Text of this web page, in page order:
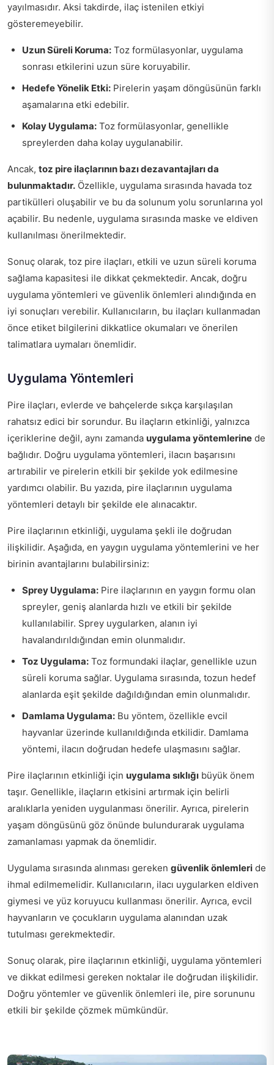
yayılmasıdır. Aksi takdirde, ilaç istenilen etkiyi
gösteremeyebilir.
Uzun Süreli Koruma: Toz formülasyonlar, uygulama
sonrası etkilerini uzun süre koruyabilir.
Hedefe Yönelik Etki: Pirelerin yaşam döngüsünün farklı
aşamalarına etki edebilir.
Kolay Uygulama: Toz formülasyonlar, genellikle
spreylerden daha kolay uygulanabilir.
Ancak, toz pire ilaçlarının bazı dezavantajları da
bulunmaktadır. Özellikle, uygulama sırasında havada toz
partikülleri oluşabilir ve bu da solunum yolu sorunlarına yol
açabilir. Bu nedenle, uygulama sırasında maske ve eldiven
kullanılması önerilmektedir.
Sonuç olarak, toz pire ilaçları, etkili ve uzun süreli koruma
sağlama kapasitesi ile dikkat çekmektedir. Ancak, doğru
uygulama yöntemleri ve güvenlik önlemleri alındığında en
iyi sonuçları verebilir. Kullanıcıların, bu ilaçları kullanmadan
önce etiket bilgilerini dikkatlice okumaları ve önerilen
talimatlara uymaları önemlidir.
Uygulama Yöntemleri
Pire ilaçları, evlerde ve bahçelerde sıkça karşılaşılan
rahatsız edici bir sorundur. Bu ilaçların etkinliği, yalnızca
içeriklerine değil, aynı zamanda uygulama yöntemlerine de
bağlıdır. Doğru uygulama yöntemleri, ilacın başarısını
artırabilir ve pirelerin etkili bir şekilde yok edilmesine
yardımcı olabilir. Bu yazıda, pire ilaçlarının uygulama
yöntemleri detaylı bir şekilde ele alınacaktır.
Pire ilaçlarının etkinliği, uygulama şekli ile doğrudan
ilişkilidir. Aşağıda, en yaygın uygulama yöntemlerini ve her
birinin avantajlarını bulabilirsiniz:
Sprey Uygulama: Pire ilaçlarının en yaygın formu olan
spreyler, geniş alanlarda hızlı ve etkili bir şekilde
kullanılabilir. Sprey uygularken, alanın iyi
havalandırıldığından emin olunmalıdır.
Toz Uygulama: Toz formundaki ilaçlar, genellikle uzun
süreli koruma sağlar. Uygulama sırasında, tozun hedef
alanlarda eşit şekilde dağıldığından emin olunmalıdır.
Damlama Uygulama: Bu yöntem, özellikle evcil
hayvanlar üzerinde kullanıldığında etkilidir. Damlama
yöntemi, ilacın doğrudan hedefe ulaşmasını sağlar.
Pire ilaçlarının etkinliği için uygulama sıklığı büyük önem
taşır. Genellikle, ilaçların etkisini artırmak için belirli
aralıklarla yeniden uygulanması önerilir. Ayrıca, pirelerin
yaşam döngüsünü göz önünde bulundurarak uygulama
zamanlaması yapmak da önemlidir.
Uygulama sırasında alınması gereken güvenlik önlemleri de
ihmal edilmemelidir. Kullanıcıların, ilacı uygularken eldiven
giymesi ve yüz koruyucu kullanması önerilir. Ayrıca, evcil
hayvanların ve çocukların uygulama alanından uzak
tutulması gerekmektedir.
Sonuç olarak, pire ilaçlarının etkinliği, uygulama yöntemleri
ve dikkat edilmesi gereken noktalar ile doğrudan ilişkilidir.
Doğru yöntemler ve güvenlik önlemleri ile, pire sorununu
etkili bir şekilde çözmek mümkündür.